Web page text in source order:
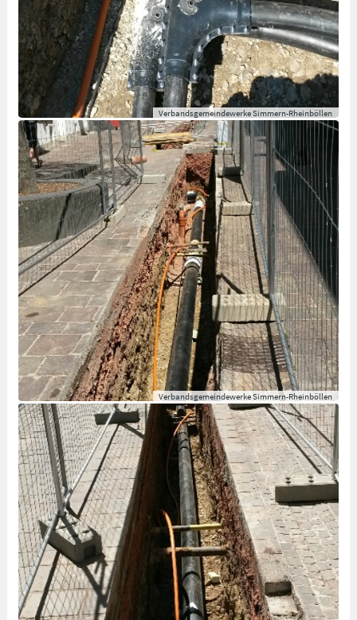
Verbandsgemeindewerke Simmern-Rheinböllen
Verbandsgemeindewerke Simmern-Rheinböllen